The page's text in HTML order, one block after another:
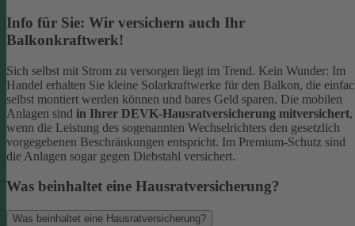
Info für Sie: Wir versichern auch Ihr
Balkonkraftwerk!
Sich selbst mit Strom zu versorgen liegt im Trend. Kein Wunder: Im
Handel erhalten Sie kleine Solarkraftwerke für den Balkon, die
selbst montiert werden können und bares Geld sparen. Die mobilen
Anlagen sind in Ihrer DEVK-Hausratversicherung mitversichert,
wenn die Leistung des sogenannten Wechselrichters den gesetzlich
vorgegebenen Beschränkungen entspricht. Im Premium-Schutz sind
die Anlagen sogar gegen Diebstahl versichert.
Was beinhaltet eine Hausratversicherung?
Was beinhaltet eine Hausratversicherung?